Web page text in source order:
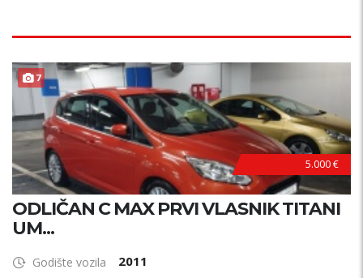
7
5.000 €
ODLIČAN C MAX PRVI VLASNIK TITANI
UM...
Godište vozila 2011